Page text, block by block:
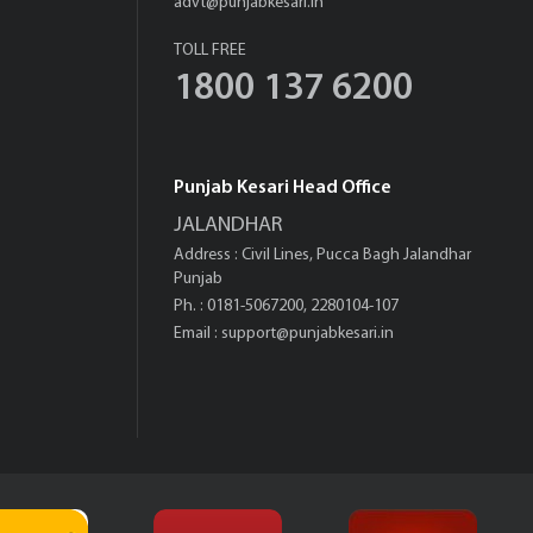
TOLL FREE
1800 137 6200
Punjab Kesari Head Office
JALANDHAR
Address : Civil Lines, Pucca Bagh Jalandhar
Punjab
Ph. : 0181-5067200, 2280104-107
Email : support@punjabkesari.in